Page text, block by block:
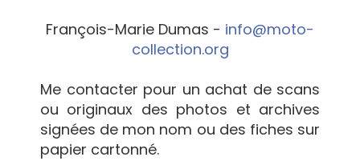
François-Marie Dumas - info@moto-
collection.org
Me contacter pour un achat de scans
ou originaux des photos et archives
signées de mon nom ou des fiches sur
papier cartonné.